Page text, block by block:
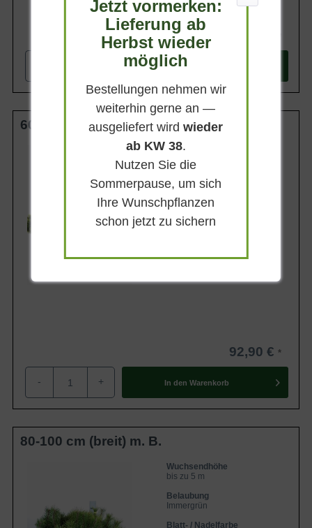
In den
60-80 cm (breit) m. B.
Wuchsendhöhe
bis zu 5 m
Belaubung
Immergrün
Blatt- / Nadelfarbe
Dunkelgrün
92,90 €
- + In den Warenkorb
80-100 cm (breit) m. B.
Wuchsendhöhe
bis zu 5 m
Belaubung
Immergrün
Blatt- / Nadelfarbe
Jetzt vormerken:
Lieferung ab
Herbst wieder
möglich
Bestellungen nehmen wir
weiterhin gerne an —
ausgeliefert wirdwieder
ab KW 38.
Nutzen Sie die
Sommerpause, um sich
Ihre Wunschpflanzen
schon jetzt zu sichern